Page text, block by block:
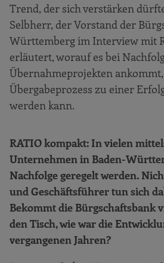
Trend, der sich verstärken
Selbherr, der Vorstand der
Württemberg im Interview mit
erläutert, worauf es bei
Übernahmeprojekten
Übergabeprozess zu einer
werden kann.
RATIO kompakt: In vielen
Unternehmen in Baden-
Nachfolge geregelt werden.
und Geschäftsführer tun sich
Bekommt die Bürgschaftsbank
den Tisch, wie war die
vergangenen Jahren?